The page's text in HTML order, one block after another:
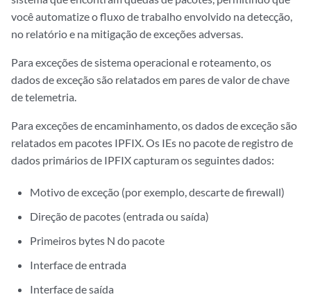
você automatize o fluxo de trabalho envolvido na detecção,
no relatório e na mitigação de exceções adversas.
Para exceções de sistema operacional e roteamento, os
dados de exceção são relatados em pares de valor de chave
de telemetria.
Para exceções de encaminhamento, os dados de exceção são
relatados em pacotes IPFIX. Os IEs no pacote de registro de
dados primários de IPFIX capturam os seguintes dados:
Motivo de exceção (por exemplo, descarte de firewall)
Direção de pacotes (entrada ou saída)
Primeiros bytes N do pacote
Interface de entrada
Interface de saída